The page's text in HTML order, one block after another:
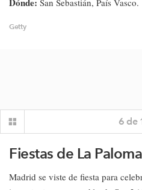
San Sebastián, País Vasco.
Getty
6 de
Fiestas de La Paloma
Madrid se viste de fiesta para